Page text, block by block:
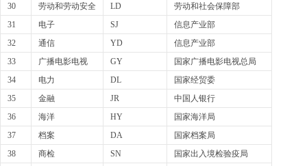
30
劳动和劳动安全 LD
劳动和社会保障部
31
电子 SJ
信息产业部
32
通信 YD
信息产业部
33
广播电影电视 GY
国家广播电影电视总局
34
电力 DL
国家经贸委
35
金融 JR
中国人银行
36
海洋 HY
国家海洋局
37
档案 DA
国家档案局
38
商检 SN
国家出入境检验疫局